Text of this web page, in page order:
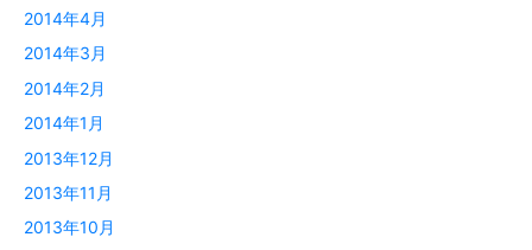
2014年4月
2014年3月
2014年2月
2014年1月
2013年12月
2013年11月
2013年10月